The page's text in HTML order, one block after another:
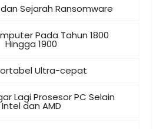
Sejarah Ransomware
Pada Tahun 1800
Hingga 1900
Ultra-cepat
Lagi Prosesor PC Selain
Intel dan AMD